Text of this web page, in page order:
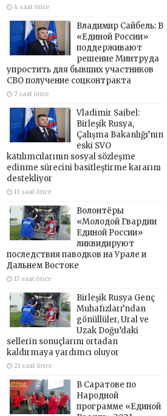
4 saat önce
Владимир Сайбель: В
«Единой России»
поддерживают
решение Минтруда
упростить для бывших участников
СВО получение соцконтракта
7 saat önce
Vladimir Saibel:
Birleşik Rusya,
Çalışma Bakanlığı’nın
eski SVO
katılımcılarının sosyal sözleşme
edinme sürecini basitleştirme kararını
destekliyor
11 saat önce
Волонтёры
«Молодой Гвардии
Единой России»
ликвидируют
последствия паводков на Урале и
Дальнем Востоке
17 saat önce
Birleşik Rusya Genç
Muhafızları’ndan
gönüllüler, Ural ve
Uzak Doğu’daki
sellerin sonuçlarını ortadan
kaldırmaya yardımcı oluyor
21 saat önce
В Саратове по
Народной
программе «Единой